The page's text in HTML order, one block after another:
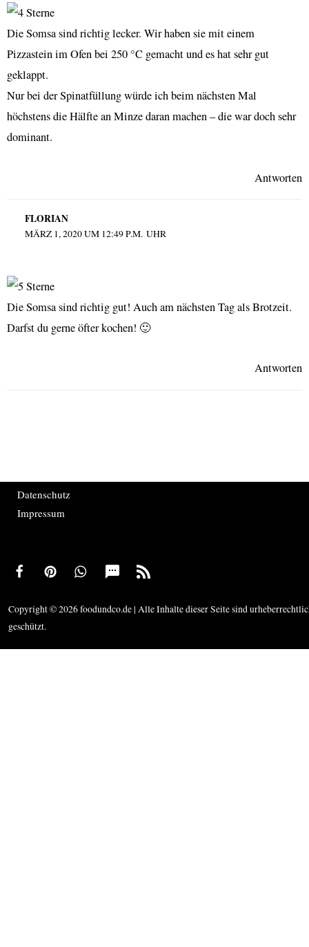
Die Somsa sind richtig lecker. Wir haben sie mit einem
Pizzastein im Ofen bei 250 °C gemacht und es hat sehr gut
geklappt.
Nur bei der Spinatfüllung würde ich beim nächsten Mal
höchstens die Hälfte an Minze daran machen – die war doch sehr
dominant.
Antworten
FLORIAN
MÄRZ 1, 2020 UM 12:49 P.M. UHR
Die Somsa sind richtig gut! Auch am nächsten Tag als Brotzeit.
Darfst du gerne öfter kochen! 🙂
Antworten
Datenschutz
Impressum
Copyright © 2026 foodundco.de | Alle Inhalte dieser Seite sind
geschützt.